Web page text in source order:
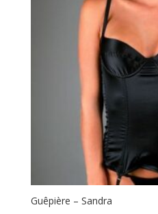
Guêpière – Sandra